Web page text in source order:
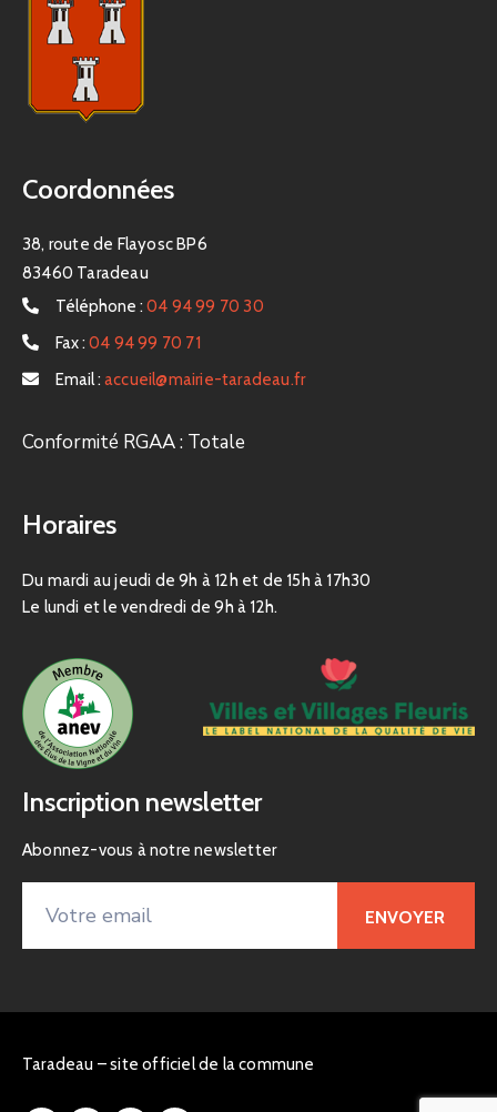
Coordonnées
38, route de Flayosc BP6
83460 Taradeau
Téléphone : 04 94 99 70 30
Fax : 04 94 99 70 71
Email : accueil@mairie-taradeau.fr
Conformité RGAA : Totale
Horaires
Du mardi au jeudi de 9h à 12h et de 15h à 17h30
Le lundi et le vendredi de 9h à 12h.
Inscription newsletter
Abonnez-vous à notre newsletter
Taradeau – site officiel de la commune